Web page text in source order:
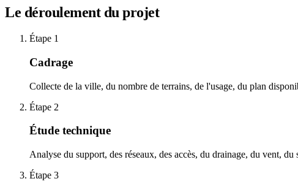
Le déroulement du projet
Étape 1
Cadrage
Collecte de la ville, du nombre de terrains, de l'usage, du plan
Étape 2
Étude technique
Analyse du support, des réseaux, des accès, du drainage, du vent,
Étape 3